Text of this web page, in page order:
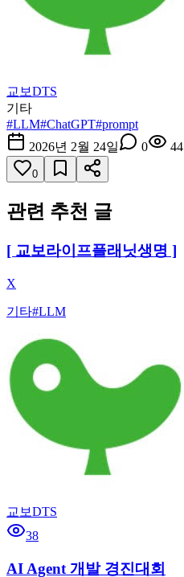
교보DTS
기타
#LLM#ChatGPT#prompt
2026년 2월 24일
0 44
0
관련 추천 글
[ 교보라이프플래닛생명 ]
X
기타#LLM
교보DTS
38
AI Agent 개발 경진대회